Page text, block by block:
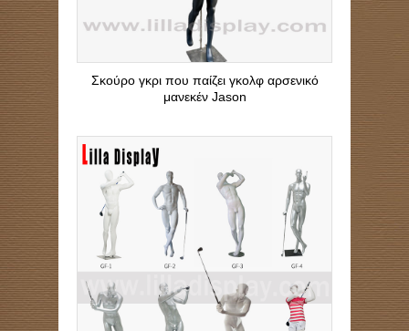
Σκούρο γκρι που παίζει γκολφ αρσενικό
μανεκέν Jason